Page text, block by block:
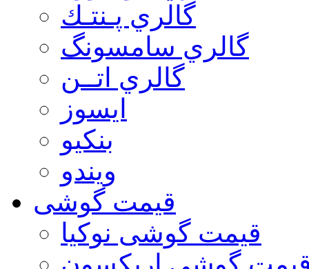
گالري پـنتـك
گالري سامسونگ
گالري اتــن
ایسوز
بنکیو
ویندو
قیمت گوشی
قیمت گوشی نوكيا